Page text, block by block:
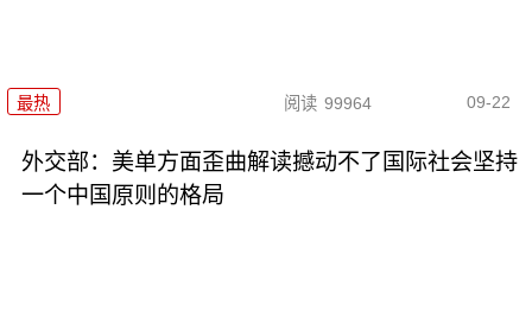
最热 阅读 99964 09-22
外交部：美单方面歪曲解读撼动不了国际社会坚持
一个中国原则的格局